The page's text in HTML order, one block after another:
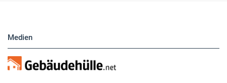
Medien